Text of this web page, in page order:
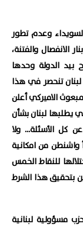
وعدم تطور
الانفصال والفتنة،
الدولة وحدها
لبنان تنحصر في هذا
الاميركي أعلن
يطلبها لبنان بشأن
كل الأسئلة... ولا
من امكانية
للنقاط الخمس
بتحقيق هذا الشرط
مسؤولية لبنانية